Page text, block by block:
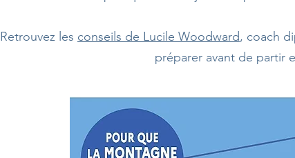
Retrouvez les conseils de Lucile Woodward, coach
préparer avant de partir